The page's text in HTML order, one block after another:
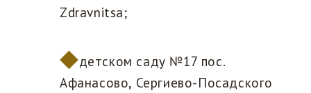
Zdravnitsa;
детском саду №17 пос.
Афанасово, Сергиево-Посадского